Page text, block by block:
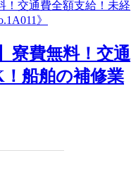
寮費無料！交通
船舶の補修業